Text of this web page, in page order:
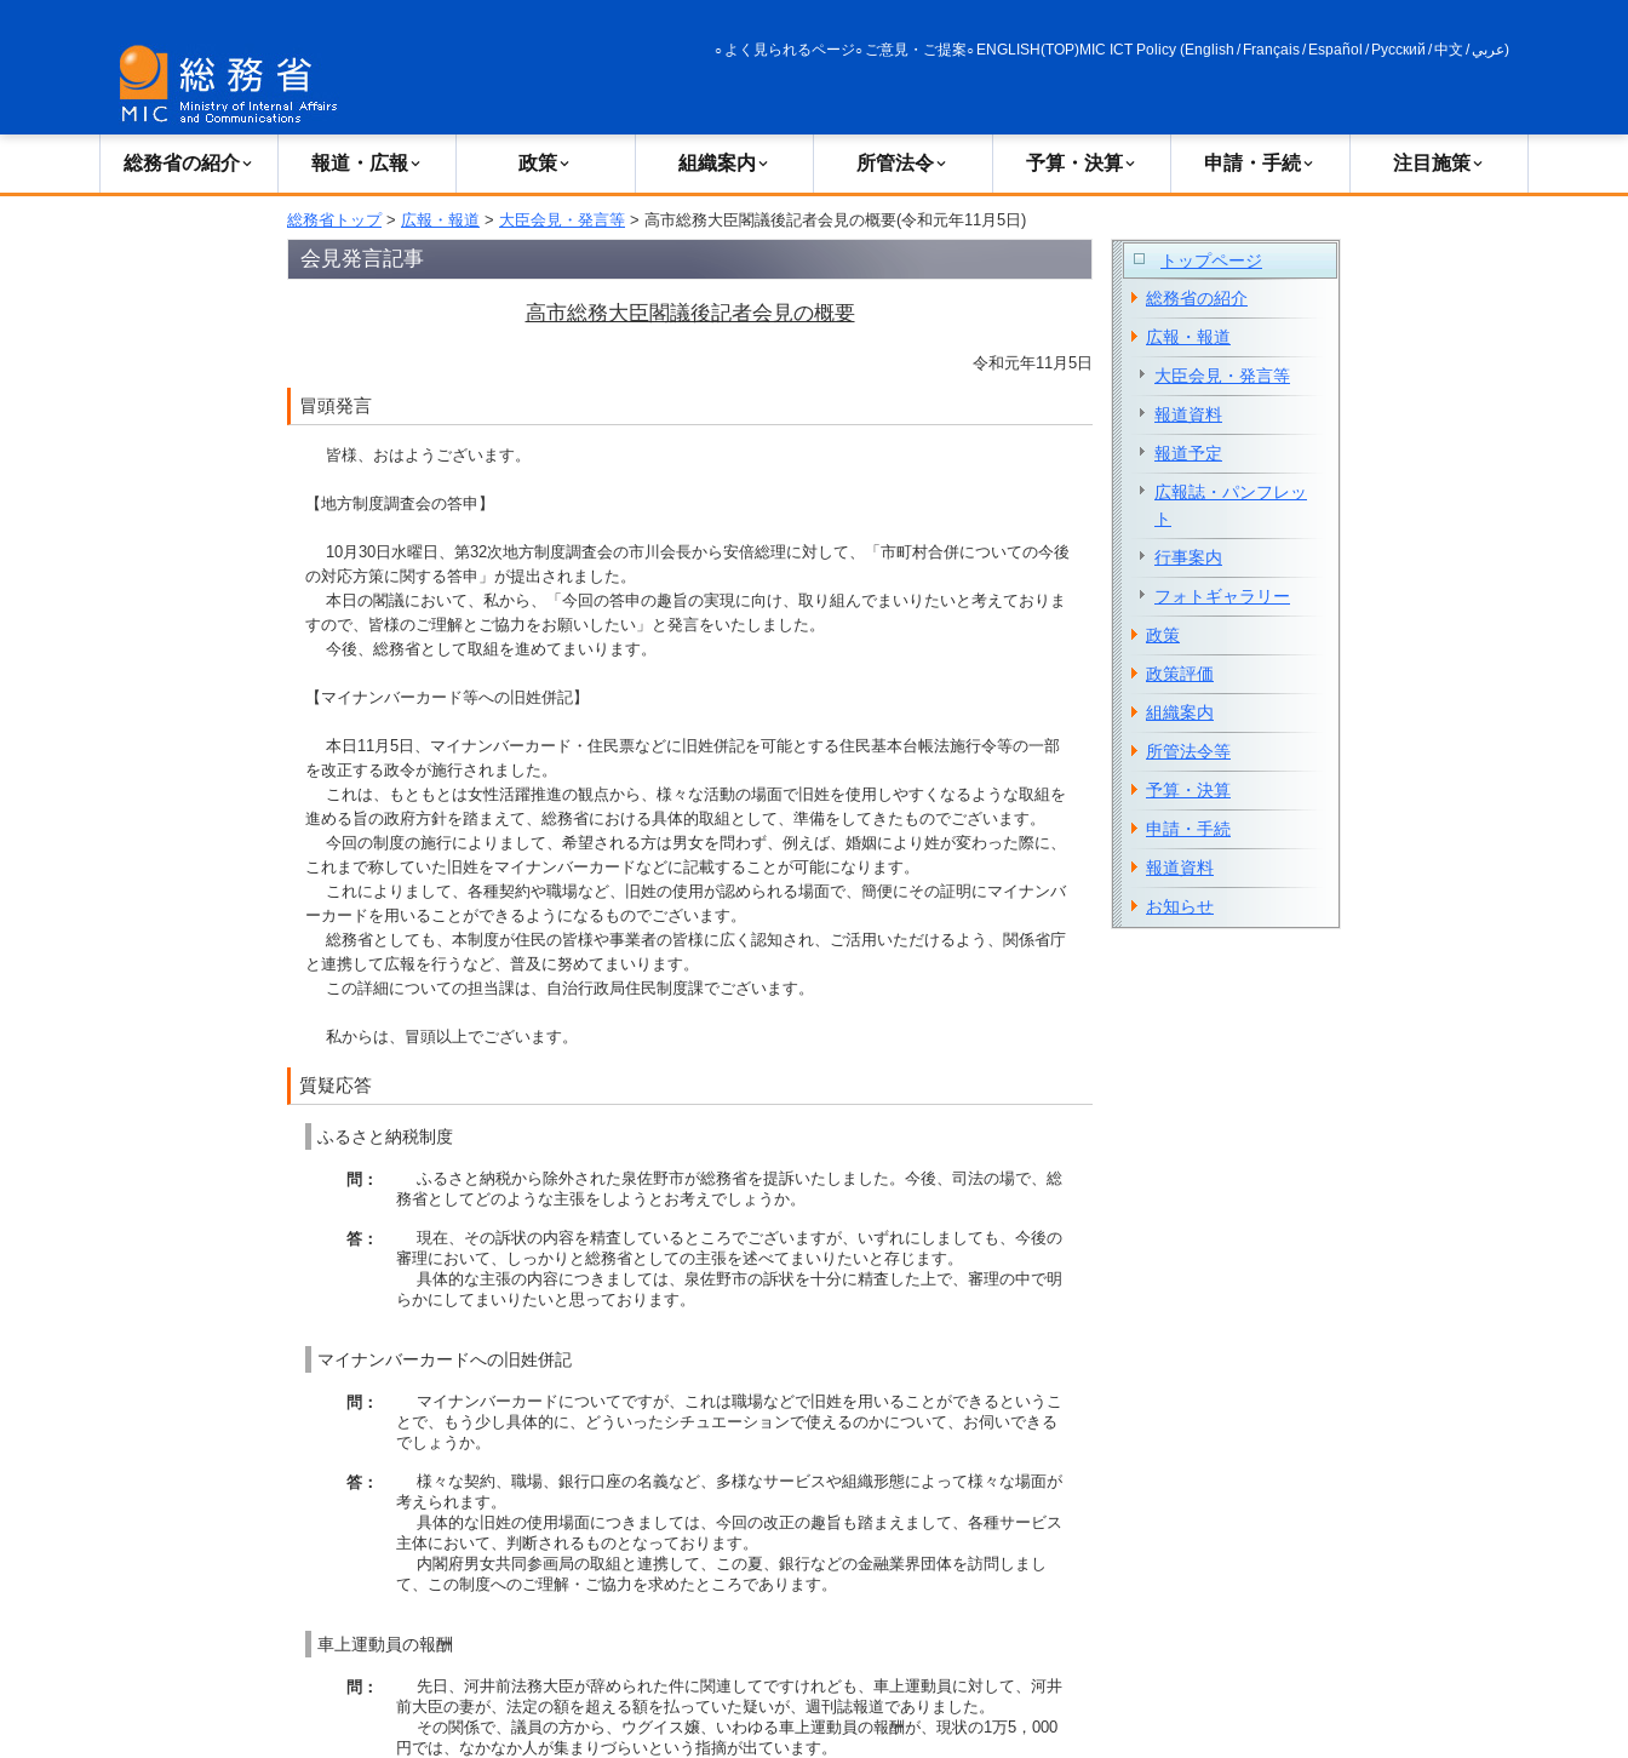
よく見られるページ ご意見・ご提案 ENGLISH(TOP)MIC ICT Policy (English / Français/ Español / Русский /中文 /عربي)
総務省の紹介 報道・広報 政策 組織案内 所管法令 予算・決算 申請・手続 注目施策
総務省トップ> 広報・報道 > 大臣会見・発言等 > 高市総務大臣閣議後記者会見の概要(令和元年11月5日)
会見発言記事
高市総務大臣閣議後記者会見の概要
令和元年11月5日
冒頭発言
皆様、おはようございます。
【地方制度調査会の答申】
10月30日水曜日、第32次地方制度調査会の市川会長から安倍総理に対して、「市町村合併についての今後
の対応方策に関する答申」が提出されました。
本日の閣議において、私から、「今回の答申の趣旨の実現に向け、取り組んでまいりたいと考えておりま
すので、皆様のご理解とご協力をお願いしたい」と発言をいたしました。
今後、総務省として取組を進めてまいります。
【マイナンバーカード等への旧姓併記】
本日11月5日、マイナンバーカード・住民票などに旧姓併記を可能とする住民基本台帳法施行令等の一部
を改正する政令が施行されました。
これは、もともとは女性活躍推進の観点から、様々な活動の場面で旧姓を使用しやすくなるような取組を
進める旨の政府方針を踏まえて、総務省における具体的取組として、準備をしてきたものでございます。
今回の制度の施行によりまして、希望される方は男女を問わず、例えば、婚姻により姓が変わった際に、
これまで称していた旧姓をマイナンバーカードなどに記載することが可能になります。
これによりまして、各種契約や職場など、旧姓の使用が認められる場面で、簡便にその証明にマイナンバ
ーカードを用いることができるようになるものでございます。
総務省としても、本制度が住民の皆様や事業者の皆様に広く認知され、ご活用いただけるよう、関係省庁
と連携して広報を行うなど、普及に努めてまいります。
この詳細についての担当課は、自治行政局住民制度課でございます。
私からは、冒頭以上でございます。
質疑応答
ふるさと納税制度
問：
ふるさと納税から除外された泉佐野市が総務省を提訴いたしました。今後、司法の場で、総
務省としてどのような主張をしようとお考えでしょうか。
答：
現在、その訴状の内容を精査しているところでございますが、いずれにしましても、今後の
審理において、しっかりと総務省としての主張を述べてまいりたいと存じます。
具体的な主張の内容につきましては、泉佐野市の訴状を十分に精査した上で、審理の中で明
らかにしてまいりたいと思っております。
マイナンバーカードへの旧姓併記
問：
マイナンバーカードについてですが、これは職場などで旧姓を用いることができるというこ
とで、もう少し具体的に、どういったシチュエーションで使えるのかについて、お伺いできる
でしょうか。
答：
様々な契約、職場、銀行口座の名義など、多様なサービスや組織形態によって様々な場面が
考えられます。
具体的な旧姓の使用場面につきましては、今回の改正の趣旨も踏まえまして、各種サービス
主体において、判断されるものとなっております。
内閣府男女共同参画局の取組と連携して、この夏、銀行などの金融業界団体を訪問しまし
て、この制度へのご理解・ご協力を求めたところであります。
車上運動員の報酬
問：
先日、河井前法務大臣が辞められた件に関連してですけれども、車上運動員に対して、河井
前大臣の妻が、法定の額を超える額を払っていた疑いが、週刊誌報道でありました。
その関係で、議員の方から、ウグイス嬢、いわゆる車上運動員の報酬が、現状の1万5，000
円では、なかなか人が集まりづらいという指摘が出ています。
トップページ
総務省の紹介
広報・報道
大臣会見・発言等
報道資料
報道予定
広報誌・パンフレッ
ト
行事案内
フォトギャラリー
政策
政策評価
組織案内
所管法令等
予算・決算
申請・手続
報道資料
お知らせ